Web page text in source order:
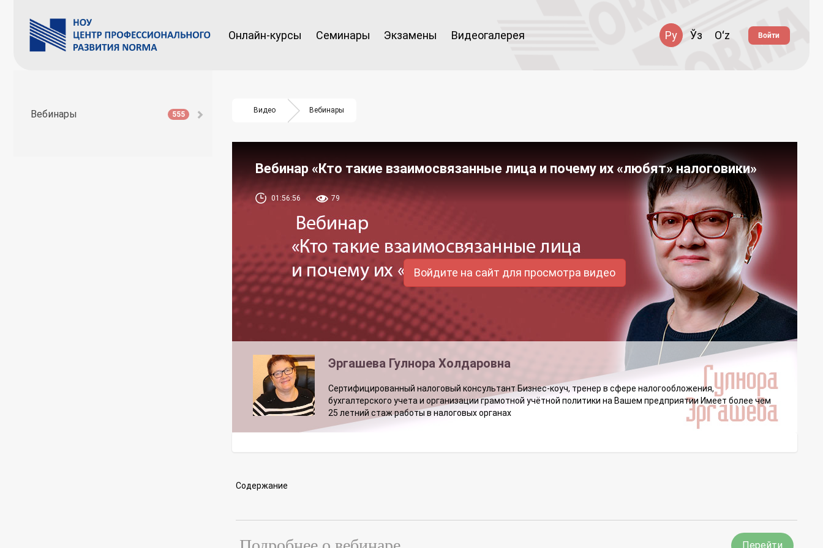
Онлайн-курсы Семинары Экзамены Видеогалерея Ру Ўз Oʻz Войти
Вебинары 555 Видео Вебинары
Вебинар «Кто такие взаимосвязанные лица и почему их «любят» налоговики»
01:56:56 79
Войдите на сайт для просмотра видео
Эргашева Гулнора Холдаровна
Сертифицированный налоговый консультант Бизнес-коуч, тренер в сфере налогообложения,
бухгалтерского учета и организации грамотной учётной политики на Вашем предприятии Имеет более чем
25 летний стаж работы в налоговых органах
Содержание
Перейти